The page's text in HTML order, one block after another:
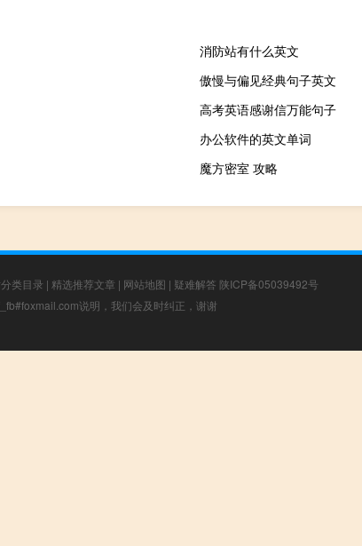
消防站有什么英文
傲慢与偏见经典句子英文
高考英语感谢信万能句子
办公软件的英文单词
魔方密室 攻略
类目录 | 精选推荐文章 | 网站地图 | 疑难解答 陕ICP备05039492号
说明，我们会及时纠正，谢谢